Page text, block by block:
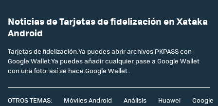
Noticias de Tarjetas de fidelización en Xataka
Android
Tarjetas de fidelización:Ya puedes abrir archivos PKPASS con
Google Wallet.Ya puedes añadir cualquier pase a Google Wallet
con una foto: así se hace.Google Wallet..
OTROS TEMAS: Móviles Android Análisis Huawei Google